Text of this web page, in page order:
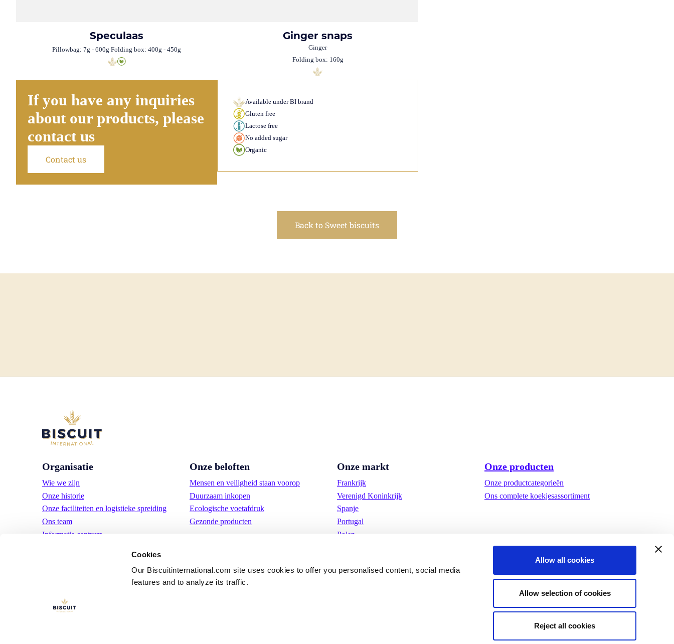
Cookies
Our Biscuitinternational.com site uses cookies to offer you personalised content, social media
features and to analyze its traffic.
Allow all cookies
Allow selection of cookies
Reject all cookies
Speculaas
Pillowbag: 7g - 600g Folding box: 400g - 450g
Ginger snaps
Ginger
Folding box: 160g
If you have any inquiries
about our products, please
contact us
Contact us
Available under BI brand
Gluten free
Lactose free
No added sugar
Organic
Back to Sweet biscuits
Organisatie
Wie we zijn
Onze historie
Onze faciliteiten en logistieke spreiding
Ons team
Informatie centrum
Onze beloften
Mensen en veiligheid staan voorop
Duurzaam inkopen
Ecologische voetafdruk
Gezonde producten
Onze markt
Frankrijk
Verenigd Koninkrijk
Spanje
Portugal
Polen
Zweden
Onze producten
Onze productcategorieën
Ons complete koekjesassortiment